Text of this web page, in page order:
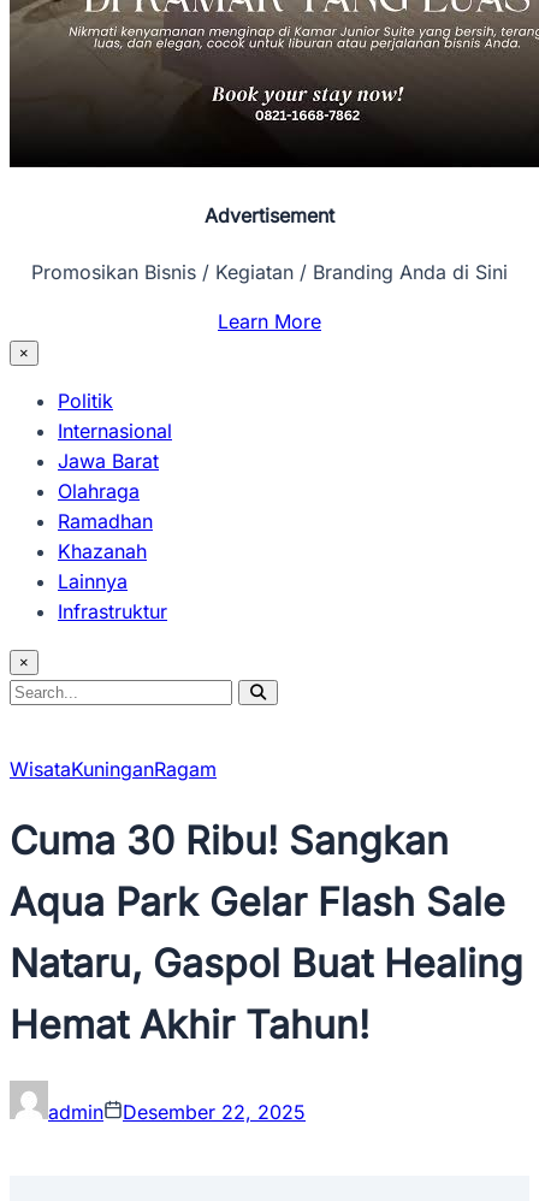
Advertisement
Promosikan Bisnis / Kegiatan / Branding Anda di Sini
Learn More
×
Politik
Internasional
Jawa Barat
Olahraga
Ramadhan
Khazanah
Lainnya
Infrastruktur
×
Search
Search
WisataKuninganRagam
‎Cuma 30 Ribu! Sangkan
Aqua Park Gelar Flash Sale
Nataru, Gaspol Buat Healing
Hemat Akhir Tahun!‎‎
admin Desember 22, 2025